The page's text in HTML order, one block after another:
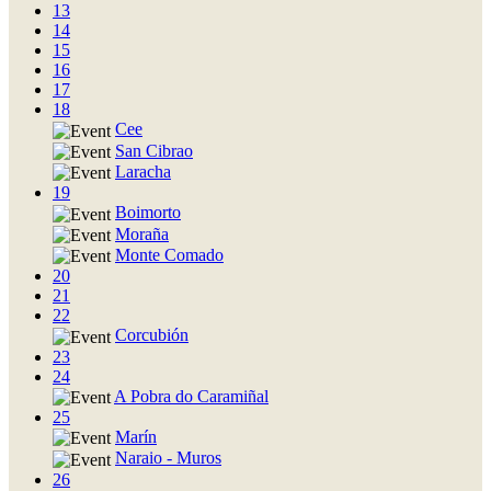
13
14
15
16
17
18
Cee
San Cibrao
Laracha
19
Boimorto
Moraña
Monte Comado
20
21
22
Corcubión
23
24
A Pobra do Caramiñal
25
Marín
Naraio - Muros
26